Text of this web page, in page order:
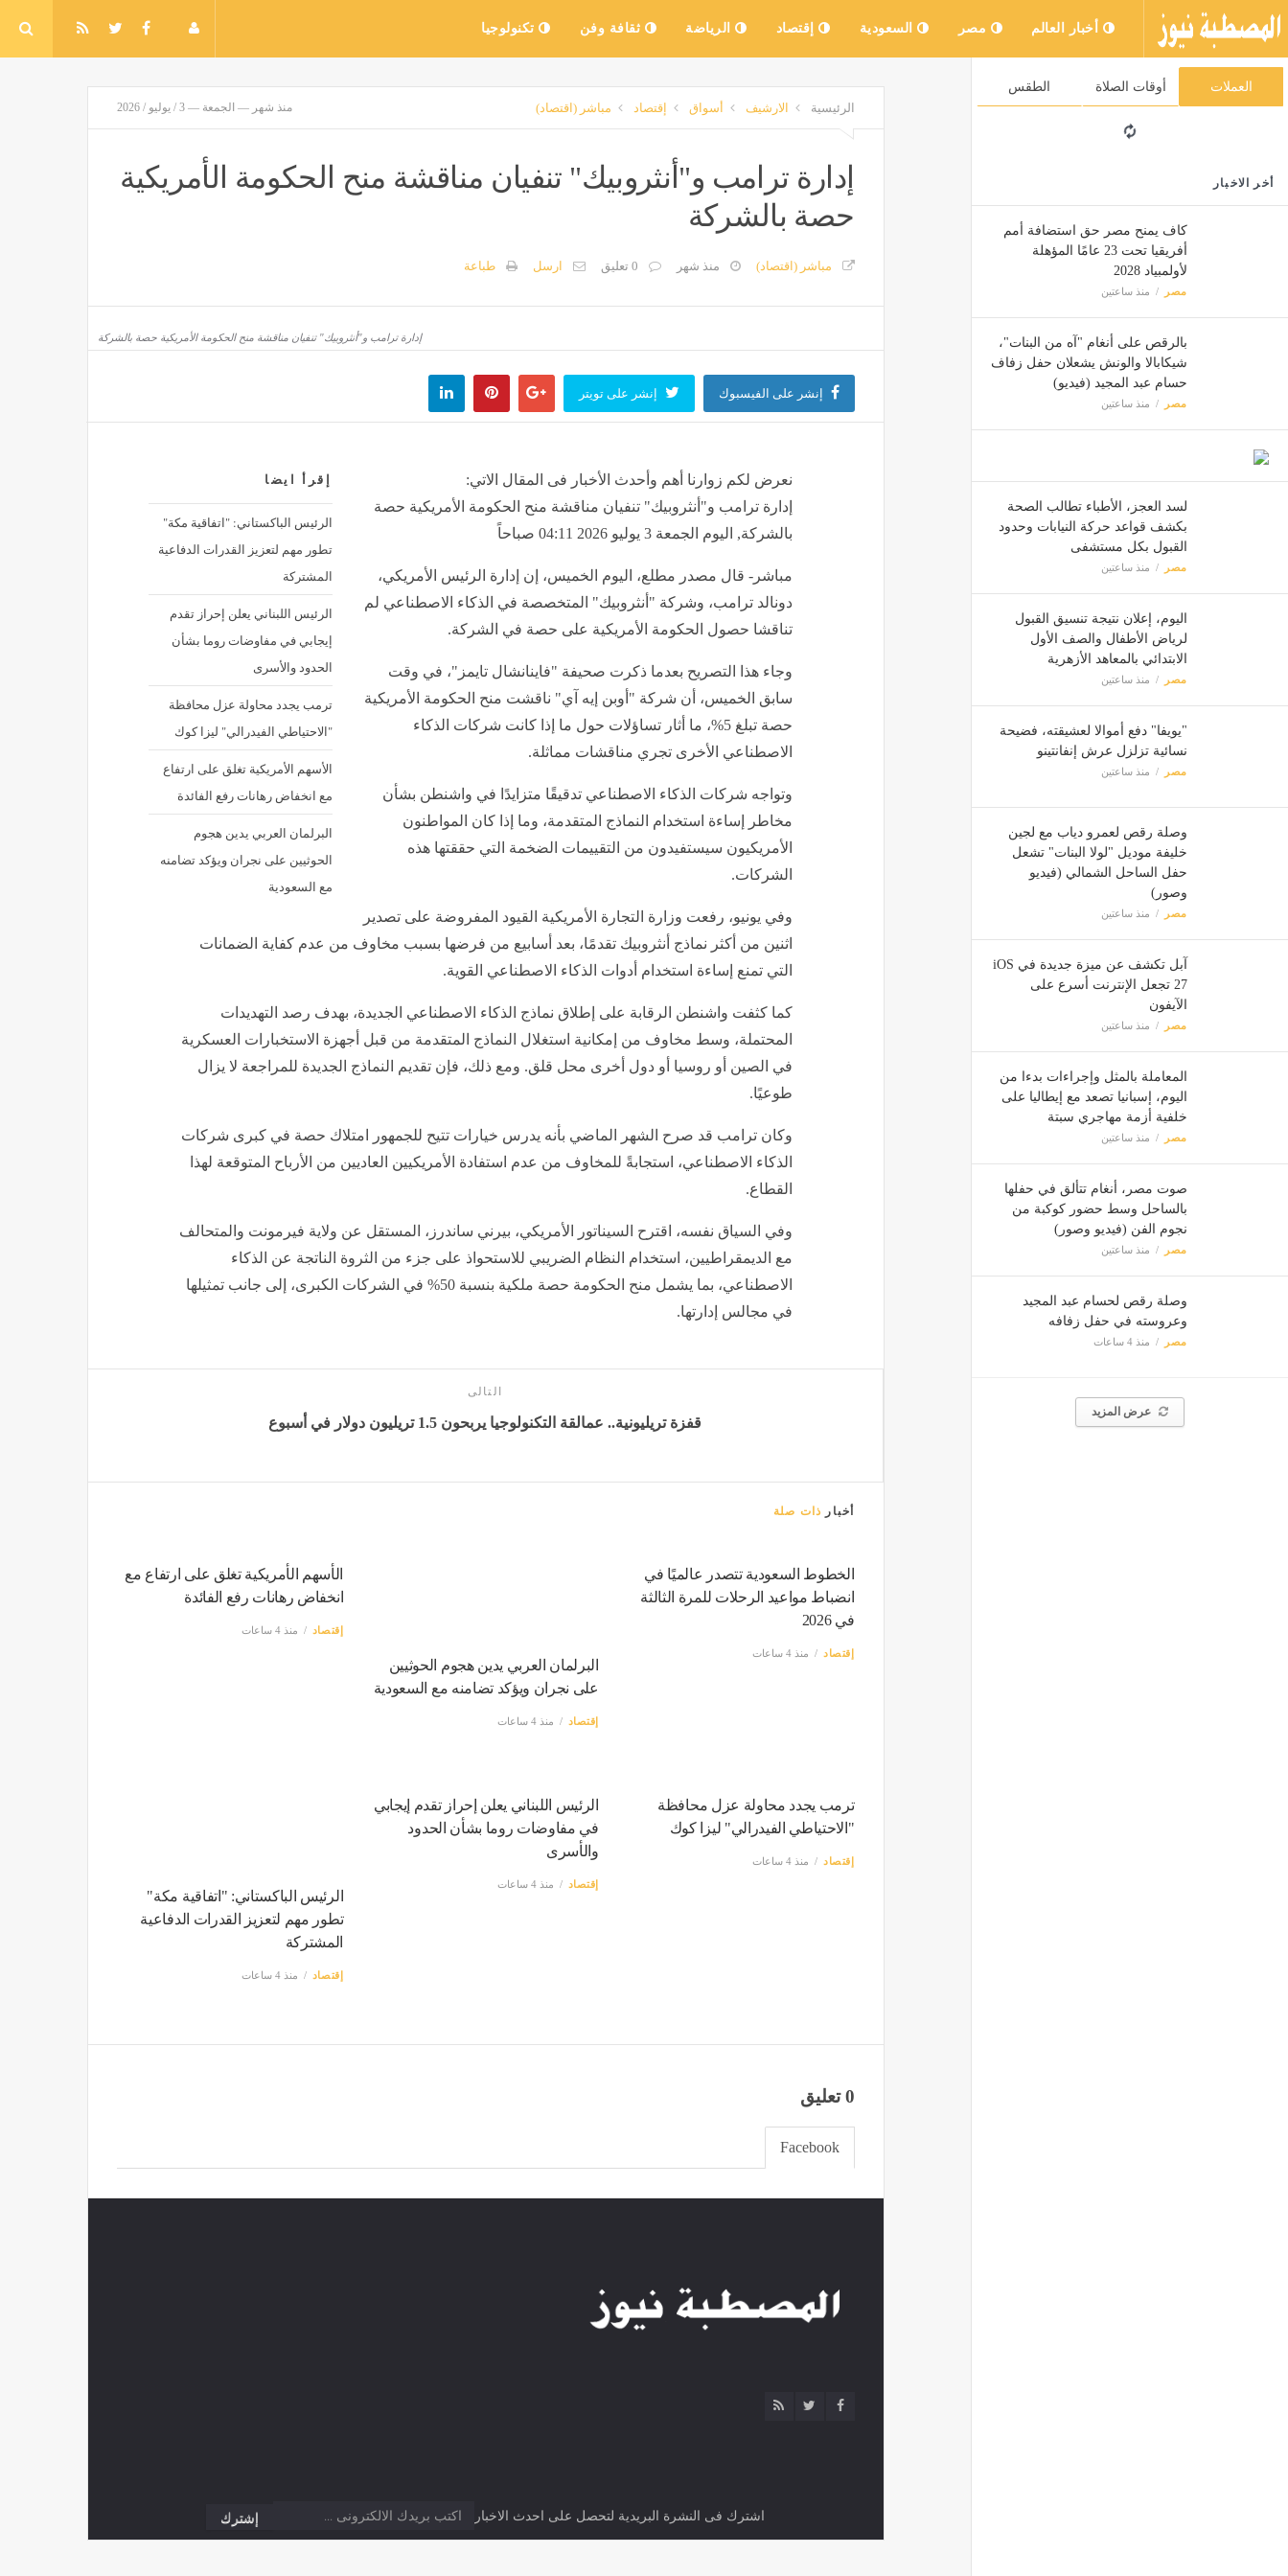
أخبار العالم مصر السعودية إقتصاد الرياضة ثقافة وفن تكنولوجيا
العملات أوقات الصلاة الطقس
أخر الاخبار
كاف يمنح مصر حق استضافة أمم
أفريقيا تحت 23 عامًا المؤهلة
لأولمبياد 2028
مصر منذ ساعتين
بالرقص على أنغام "آه من البنات"،
شيكابالا والونش يشعلان حفل زفاف
حسام عبد المجيد (فيديو)
مصر منذ ساعتين
لسد العجز، الأطباء تطالب الصحة
بكشف قواعد حركة النيابات وحدود
القبول بكل مستشفى
مصر منذ ساعتين
اليوم، إعلان نتيجة تنسيق القبول
لرياض الأطفال والصف الأول
الابتدائي بالمعاهد الأزهرية
مصر منذ ساعتين
"يويفا" دفع أموالا لعشيقته، فضيحة
نسائية تزلزل عرش إنفانتينو
مصر منذ ساعتين
وصلة رقص لعمرو دياب مع لجين
خليفة موديل "لولا البنات" تشعل
حفل الساحل الشمالي (فيديو
وصور)
مصر منذ ساعتين
آبل تكشف عن ميزة جديدة في iOS
27 تجعل الإنترنت أسرع على
الآيفون
مصر منذ ساعتين
المعاملة بالمثل وإجراءات بدءا من
اليوم، إسبانيا تصعد مع إيطاليا على
خلفية أزمة مهاجري سبتة
مصر منذ ساعتين
صوت مصر، أنغام تتألق في حفلها
بالساحل وسط حضور كوكبة من
نجوم الفن (فيديو وصور)
مصر منذ ساعتين
وصلة رقص لحسام عبد المجيد
وعروسته في حفل زفافه
مصر منذ 4 ساعات
عرض المزيد
الرئيسية الارشيف أسواق إقتصاد مباشر (اقتصاد) منذ شهر — الجمعة — 3 / يوليو / 2026
إدارة ترامب و"أنثروبيك" تنفيان مناقشة منح الحكومة الأمريكية
حصة بالشركة
مباشر (اقتصاد) منذ شهر 0 تعليق ارسل طباعة
إدارة ترامب و"أنثروبيك" تنفيان مناقشة منح الحكومة الأمريكية حصة بالشركة
إنشر على الفيسبوك إنشر على تويتر
إقرأ ايضا
الرئيس الباكستاني: "اتفاقية مكة"
تطور مهم لتعزيز القدرات الدفاعية
المشتركة
الرئيس اللبناني يعلن إحراز تقدم
إيجابي في مفاوضات روما بشأن
الحدود والأسرى
ترمب يجدد محاولة عزل محافظة
"الاحتياطي الفيدرالي" ليزا كوك
الأسهم الأمريكية تغلق على ارتفاع
مع انخفاض رهانات رفع الفائدة
البرلمان العربي يدين هجوم
الحوثيين على نجران ويؤكد تضامنه
مع السعودية
نعرض لكم زوارنا أهم وأحدث الأخبار فى المقال الاتي:
إدارة ترامب و"أنثروبيك" تنفيان مناقشة منح الحكومة الأمريكية حصة
بالشركة, اليوم الجمعة 3 يوليو 2026 04:11 صباحاً
مباشر- قال مصدر مطلع، اليوم الخميس، إن إدارة الرئيس الأمريكي،
دونالد ترامب، وشركة "أنثروبيك" المتخصصة في الذكاء الاصطناعي لم
تناقشا حصول الحكومة الأمريكية على حصة في الشركة.
وجاء هذا التصريح بعدما ذكرت صحيفة "فاينانشال تايمز"، في وقت
سابق الخميس، أن شركة "أوبن إيه آي" ناقشت منح الحكومة الأمريكية
حصة تبلغ 5%، ما أثار تساؤلات حول ما إذا كانت شركات الذكاء
الاصطناعي الأخرى تجري مناقشات مماثلة.
وتواجه شركات الذكاء الاصطناعي تدقيقًا متزايدًا في واشنطن بشأن
مخاطر إساءة استخدام النماذج المتقدمة، وما إذا كان المواطنون
الأمريكيون سيستفيدون من التقييمات الضخمة التي حققتها هذه
الشركات.
وفي يونيو، رفعت وزارة التجارة الأمريكية القيود المفروضة على تصدير
اثنين من أكثر نماذج أنثروبيك تقدمًا، بعد أسابيع من فرضها بسبب مخاوف من عدم كفاية الضمانات
التي تمنع إساءة استخدام أدوات الذكاء الاصطناعي القوية.
كما كثفت واشنطن الرقابة على إطلاق نماذج الذكاء الاصطناعي الجديدة، بهدف رصد التهديدات
المحتملة، وسط مخاوف من إمكانية استغلال النماذج المتقدمة من قبل أجهزة الاستخبارات العسكرية
في الصين أو روسيا أو دول أخرى محل قلق. ومع ذلك، فإن تقديم النماذج الجديدة للمراجعة لا يزال
طوعيًا.
وكان ترامب قد صرح الشهر الماضي بأنه يدرس خيارات تتيح للجمهور امتلاك حصة في كبرى شركات
الذكاء الاصطناعي، استجابةً للمخاوف من عدم استفادة الأمريكيين العاديين من الأرباح المتوقعة لهذا
القطاع.
وفي السياق نفسه، اقترح السيناتور الأمريكي، بيرني ساندرز، المستقل عن ولاية فيرمونت والمتحالف
مع الديمقراطيين، استخدام النظام الضريبي للاستحواذ على جزء من الثروة الناتجة عن الذكاء
الاصطناعي، بما يشمل منح الحكومة حصة ملكية بنسبة 50% في الشركات الكبرى، إلى جانب تمثيلها
في مجالس إدارتها.
التالى
قفزة تريليونية.. عمالقة التكنولوجيا يربحون 1.5 تريليون دولار في أسبوع
أخبار ذات صلة
الخطوط السعودية تتصدر عالميًا في
انضباط مواعيد الرحلات للمرة الثالثة
في 2026
إقتصاد منذ 4 ساعات
البرلمان العربي يدين هجوم الحوثيين
على نجران ويؤكد تضامنه مع السعودية
إقتصاد منذ 4 ساعات
الأسهم الأمريكية تغلق على ارتفاع مع
انخفاض رهانات رفع الفائدة
إقتصاد منذ 4 ساعات
ترمب يجدد محاولة عزل محافظة
"الاحتياطي الفيدرالي" ليزا كوك
إقتصاد منذ 4 ساعات
الرئيس اللبناني يعلن إحراز تقدم إيجابي
في مفاوضات روما بشأن الحدود
والأسرى
إقتصاد منذ 4 ساعات
الرئيس الباكستاني: "اتفاقية مكة"
تطور مهم لتعزيز القدرات الدفاعية
المشتركة
إقتصاد منذ 4 ساعات
0 تعليق
Facebook
اشترك فى النشرة البريدية لتحصل على احدث الاخبار